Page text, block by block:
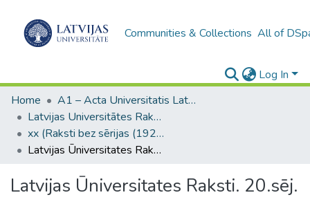
Communities & Collections All of
Log In
Home
A1 – Acta Universitatis Latviensis / Universitātes raksti / Scientific papers
Latvijas Universitātes Raksti (1923–1943)
xx (Raksti bez sērijas (1923-1929))
Latvijas Ūniversitates Raksti. 20.sēj.
Latvijas Ūniversitates Raksti. 20.sēj.